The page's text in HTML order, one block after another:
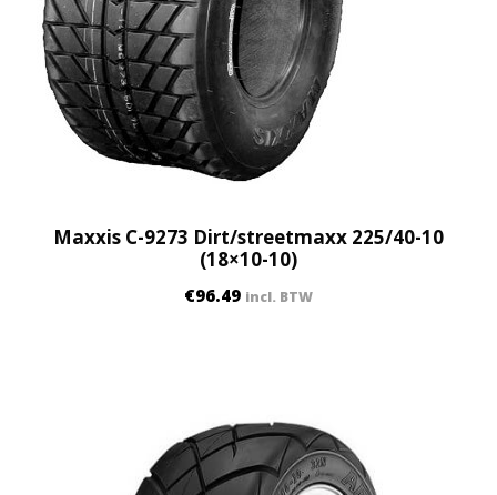
Maxxis C-9273 Dirt/streetmaxx 225/40-10
(18×10-10)
€96.49 incl. BTW